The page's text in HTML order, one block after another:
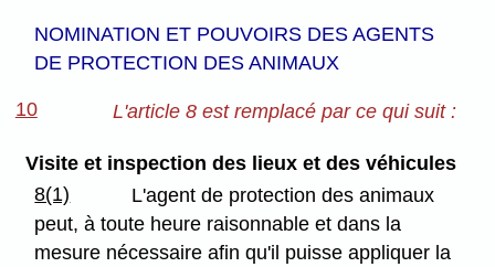
NOMINATION ET POUVOIRS DES AGENTS
DE PROTECTION DES ANIMAUX
10 L'article 8 est remplacé par ce qui suit :
Visite et inspection des lieux et des véhicules
8(1)
L'agent de protection des animaux
peut, à toute heure raisonnable et dans la
mesure nécessaire afin qu'il puisse appliquer la